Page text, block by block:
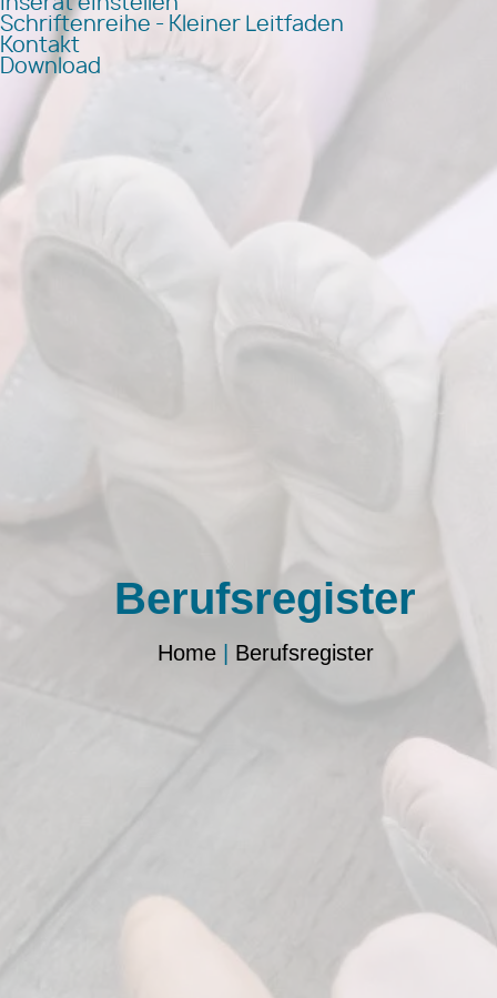
Schriftenreihe - Kleiner Leitfaden
Kontakt
Download
Berufsregister
Home| Berufsregister